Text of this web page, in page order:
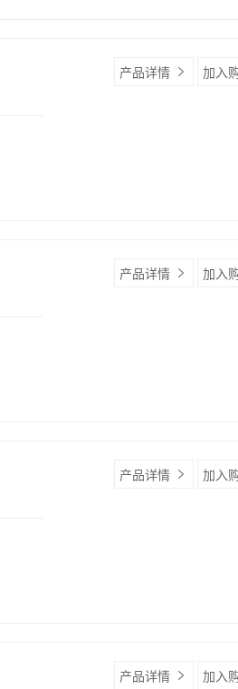
产品详情 加入
产品详情 加入
产品详情 加入
产品详情 加入